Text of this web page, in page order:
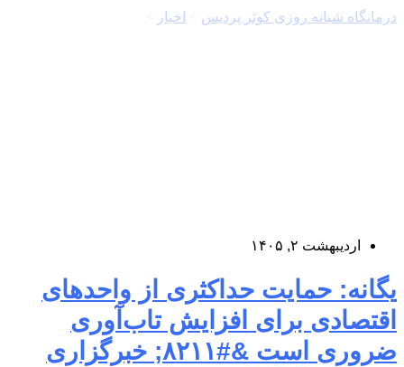
درمانگاه شبانه روزی کوثر پردیس اخبار
اردیبهشت ۲, ۱۴۰۵
یگانه: حمایت حداکثری از واحدهای
اقتصادی برای افزایش تاب‌آوری
ضروری است &#۸۲۱۱; خبرگزاری